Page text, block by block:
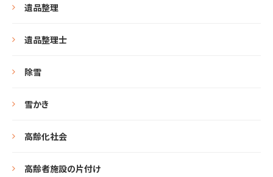
遺品整理
遺品整理士
除雪
雪かき
高齢化社会
高齢者施設の片付け